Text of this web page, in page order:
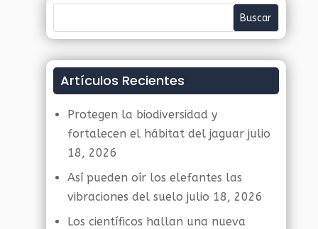
Artículos Recientes
Protegen la biodiversidad y
fortalecen el hábitat del jaguar julio
18, 2026
Así pueden oír los elefantes las
vibraciones del suelo julio 18, 2026
Los científicos hallan una nueva